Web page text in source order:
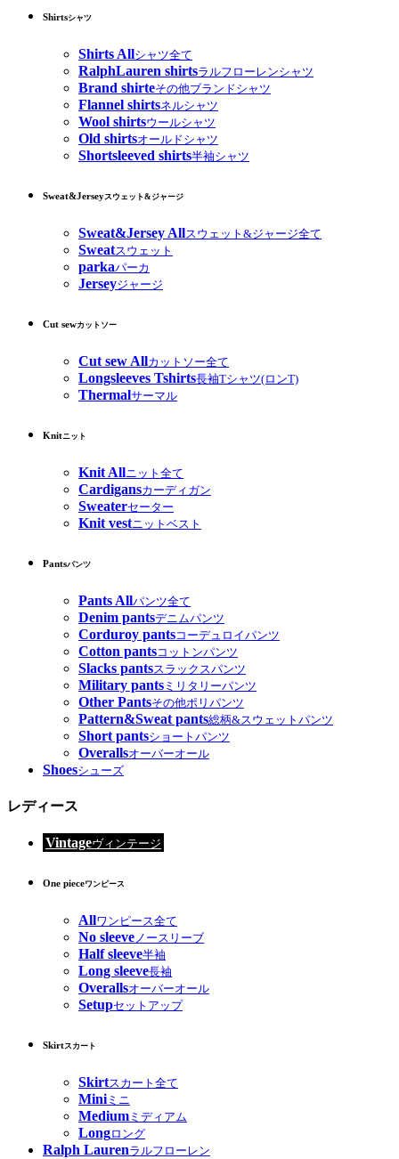
Shirtsシャツ
Shirts Allシャツ全て
RalphLauren shirtsラルフローレンシャツ
Brand shirteその他ブランドシャツ
Flannel shirtsネルシャツ
Wool shirtsウールシャツ
Old shirtsオールドシャツ
Shortsleeved shirts半袖シャツ
Sweat&Jerseyスウェット&ジャージ
Sweat&Jersey Allスウェット&ジャージ全て
Sweatスウェット
parkaパーカ
Jerseyジャージ
Cut sewカットソー
Cut sew Allカットソー全て
Longsleeves Tshirts長袖Tシャツ(ロンT)
Thermalサーマル
Knitニット
Knit Allニット全て
Cardigansカーディガン
Sweaterセーター
Knit vestニットベスト
Pantsパンツ
Pants Allパンツ全て
Denim pantsデニムパンツ
Corduroy pantsコーデュロイパンツ
Cotton pantsコットンパンツ
Slacks pantsスラックスパンツ
Military pants ミリタリーパンツ
Other Pantsその他ポリパンツ
Pattern&Sweat pants総柄&スウェットパンツ
Short pantsショートパンツ
Overallsオーバーオール
Shoesシューズ
レディース
Vintageヴィンテージ
One pieceワンピース
Allワンピース全て
No sleeveノースリーブ
Half sleeve半袖
Long sleeve長袖
Overallsオーバーオール
Setupセットアップ
Skirtスカート
Skirtスカート全て
Miniミニ
Medium ミディアム
Longロング
Ralph Laurenラルフローレン